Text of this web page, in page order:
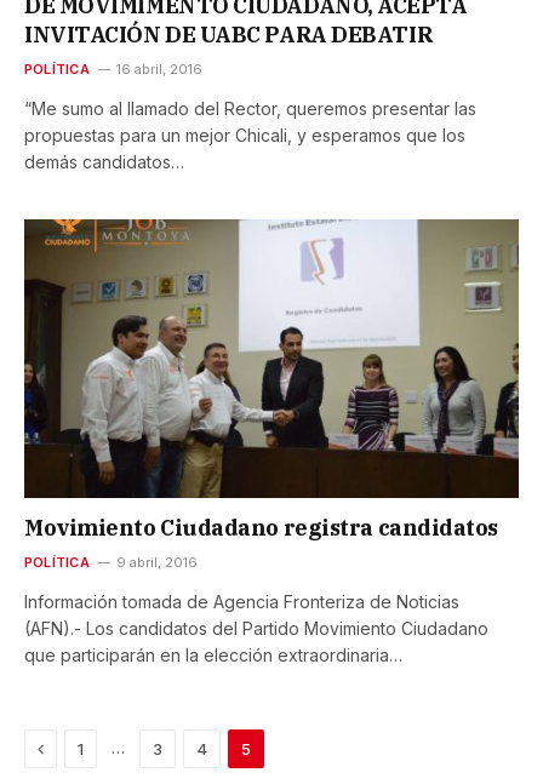
DE MOVIMIMENTO CIUDADANO, ACEPTA
INVITACIÓN DE UABC PARA DEBATIR
POLÍTICA 16 abril, 2016
“Me sumo al llamado del Rector, queremos presentar las
propuestas para un mejor Chicali, y esperamos que los
demás candidatos…
Movimiento Ciudadano registra candidatos
POLÍTICA 9 abril, 2016
Información tomada de Agencia Fronteriza de Noticias
(AFN).- Los candidatos del Partido Movimiento Ciudadano
que participarán en la elección extraordinaria…
Previous
1 … 3 4 5